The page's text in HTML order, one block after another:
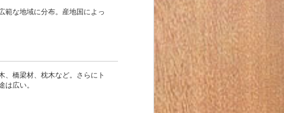
範な地域に分布。産地国によっ
、橋梁材、枕木など。さらにト
広い。